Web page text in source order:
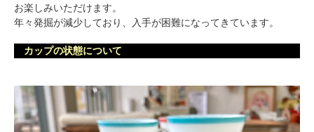
お楽しみいただけます。
年々発掘が減少しており、入手が困難になってきています。
カップの状態について